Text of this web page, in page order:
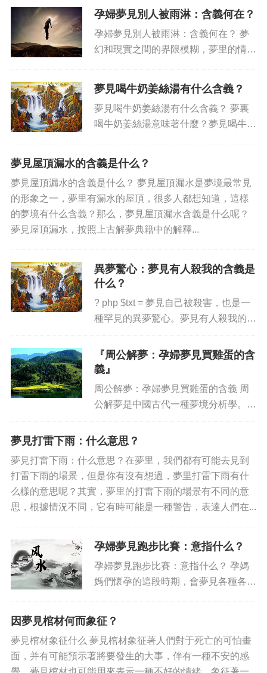
孕婦夢見別人被雨淋：含義何在？
孕婦夢見別人被雨淋：含義何在？ 夢
幻和現實之間的界限模糊，夢里的情節
解要從字面理解到內容深處，才能有效
地給出準確的印證，依據個人經歷、實
際情況和心理狀態綜合分析夢的含...
夢見喝牛奶姜絲湯有什么含義？
夢見喝牛奶姜絲湯有什么含義？ 夢裏
喝牛奶姜絲湯意味著什麼？夢見喝牛奶
苦澀的感覺和記憶，意味著對近期的事
情有一定的犧牲。那麼，夢到喝...
夢見屋頂漏水的含義是什么？
夢見屋頂漏水的含義是什么？ 夢見屋頂漏水是夢境最常見
的形象之一，夢里有漏水的屋頂，很多人都想知道，這樣
的夢境有什么含義？那么，夢見屋頂漏水含義是什么呢？
夢見屋頂漏水，按照上古解夢典籍中的解釋...
異夢驚心：夢見有人殺我的含義是
什么？
? php $txt = 夢見自己被殺害，也是一
種罕見的異夢驚心。夢見有人殺我的含
疑 表面上，夢見有人殺我很可能暗示
自己在現實生活中有...
『周公解夢：孕婦夢見買雞蛋的含
義』
周公解夢：孕婦夢見買雞蛋的含義 周
公解夢是中國古代一種夢境分析學。它
的客觀意義，今天以蘇提克為主的《周
公認的夢境分析學重要的著作...
夢見打雷下雨：什么意思？
夢見打雷下雨：什么意思？在夢里，我們都有可能去見到
打雷下雨的場景，但是你有沒有想過，夢里打雷下雨有什
么樣的意思呢？其實，夢里的打雷下雨的場景有不同的意
思，根據情況不同，它有時可能是一種警告，表達人們在...
孕婦夢見跑步比賽：意指什么？
孕婦夢見跑步比賽：意指什么？ 孕媽
媽們懷孕的這段時期，會夢見各種各樣
加的七十二華美的賽跑，最終以勝利終
結，那么，孕媽媽們夢見跑步比賽...
因夢見棺材何而象征？
夢見棺材象征什么 夢見棺材象征著人們對于死亡的可怕畫
面，并有可能預示著將要發生的大事，伴有一種不安的感